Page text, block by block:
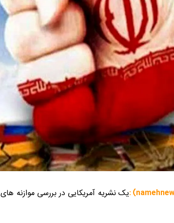
یک نشریه آمریکایی در بررسی موازنه